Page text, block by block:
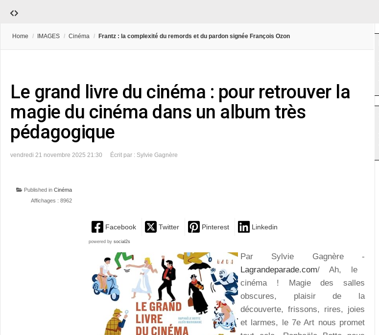
Home / IMAGES / Cinéma / Frantz : la complexité du remords et du pardon signée François Ozon
Le grand livre du cinéma : pour retrouver la
magie du cinéma dans un album très
pédagogique
vendredi 21 novembre 2025 21:30 Écrit par : Sylvie Gagnère
Published in Cinéma
Affichages : 8962
Facebook Twitter Pinterest Linkedin
powered by social2s
Par Sylvie Gagnère -
Lagrandeparade.com/ Ah, le
cinéma ! Magie des salles
obscures, plaisir de la
découverte, frissons, rires, joies
et larmes, le 7e Art nous promet